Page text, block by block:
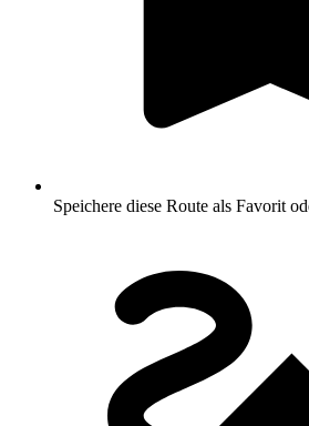
Speichere diese Route als Favorit